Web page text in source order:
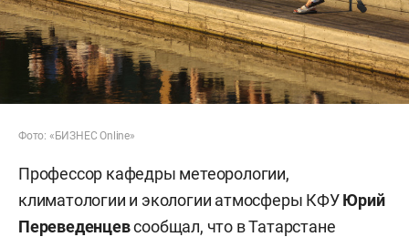
Фото: «БИЗНЕС Online»
Профессор кафедры метеорологии,
климатологии и экологии атмосферы КФУЮрий
Переведенцевсообщал, что в Татарстане